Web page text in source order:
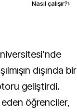
Nasıl çalışır?›
dışında bir
geliştirdi.
öğrenciler,